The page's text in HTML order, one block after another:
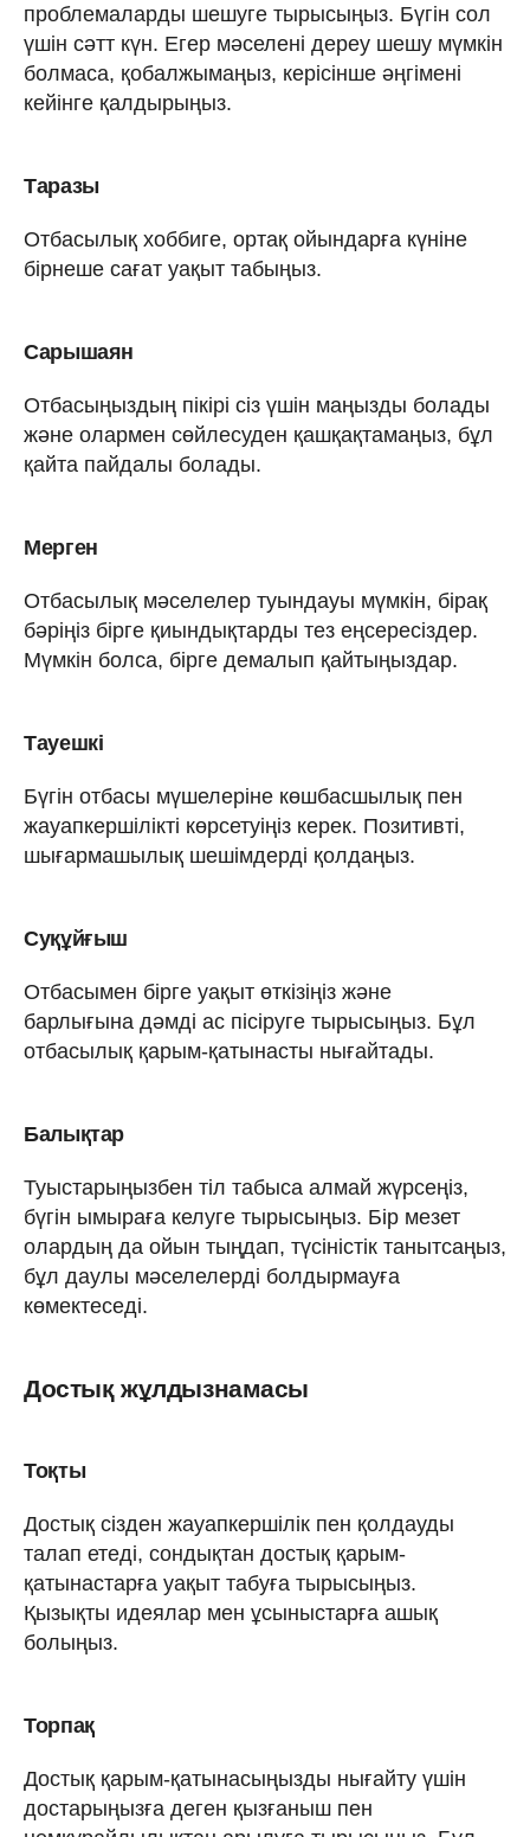
проблемаларды шешуге тырысыңыз. Бүгін сол
үшін сәтт күн. Егер мәселені дереу шешу мүмкін
болмаса, қобалжымаңыз, керісінше әңгімені
кейінге қалдырыңыз.
Таразы
Отбасылық хоббиге, ортақ ойындарға күніне
бірнеше сағат уақыт табыңыз.
Сарышаян
Отбасыңыздың пікірі сіз үшін маңызды болады
және олармен сөйлесуден қашқақтамаңыз, бұл
қайта пайдалы болады.
Мерген
Отбасылық мәселелер туындауы мүмкін, бірақ
бәріңіз бірге қиындықтарды тез еңсересіздер.
Мүмкін болса, бірге демалып қайтыңыздар.
Тауешкі
Бүгін отбасы мүшелеріне көшбасшылық пен
жауапкершілікті көрсетуіңіз керек. Позитивті,
шығармашылық шешімдерді қолдаңыз.
Суқұйғыш
Отбасымен бірге уақыт өткізіңіз және
барлығына дәмді ас пісіруге тырысыңыз. Бұл
отбасылық қарым-қатынасты нығайтады.
Балықтар
Туыстарыңызбен тіл табыса алмай жүрсеңіз,
бүгін ымыраға келуге тырысыңыз. Бір мезет
олардың да ойын тыңдап, түсіністік танытсаңыз,
бұл даулы мәселелерді болдырмауға
көмектеседі.
Достық жұлдызнамасы
Тоқты
Достық сізден жауапкершілік пен қолдауды
талап етеді, сондықтан достық қарым-
қатынастарға уақыт табуға тырысыңыз.
Қызықты идеялар мен ұсыныстарға ашық
болыңыз.
Торпақ
Достық қарым-қатынасыңызды нығайту үшін
достарыңызға деген қызғаныш пен